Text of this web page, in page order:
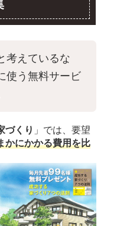
考えているな
使う無料サービ
づくり 」では、要望
かにかかる費用を比